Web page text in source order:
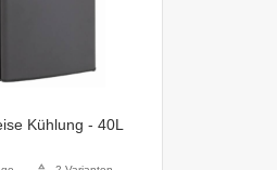
Kühlung - 40L